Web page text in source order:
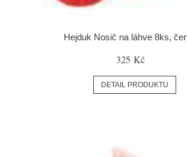
Hejduk Nosič na láhve 8ks,
325 Kč
DETAIL PRODUKTU